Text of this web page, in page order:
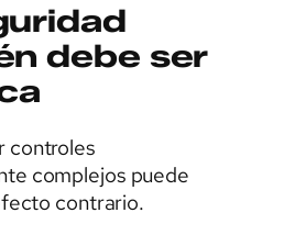
debe ser
controles
complejos puede
contrario.